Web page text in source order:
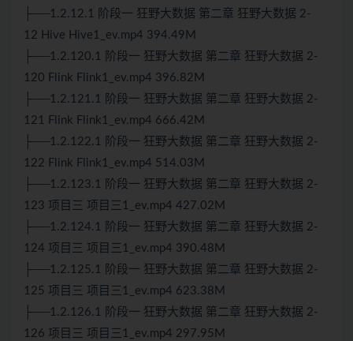
├──1.2.12.1 阶段一 狂野大数据 第二章 狂野大数据 2-
12 Hive Hive 1_ev.mp4 394.49M
├──1.2.120.1 阶段一 狂野大数据 第二章 狂野大数据 2-
120 Flink Flink1_ev.mp4 396.82M
├──1.2.121.1 阶段一 狂野大数据 第二章 狂野大数据 2-
121 Flink Flink1_ev.mp4 666.42M
├──1.2.122.1 阶段一 狂野大数据 第二章 狂野大数据 2-
122 Flink Flink1_ev.mp4 514.03M
├──1.2.123.1 阶段一 狂野大数据 第二章 狂野大数据 2-
123 项目三 项目三1_ev.mp4 427.02M
├──1.2.124.1 阶段一 狂野大数据 第二章 狂野大数据 2-
124 项目三 项目三1_ev.mp4 390.48M
├──1.2.125.1 阶段一 狂野大数据 第二章 狂野大数据 2-
125 项目三 项目三1_ev.mp4 623.38M
├──1.2.126.1 阶段一 狂野大数据 第二章 狂野大数据 2-
126 项目三 项目三1_ev.mp4 297.95M